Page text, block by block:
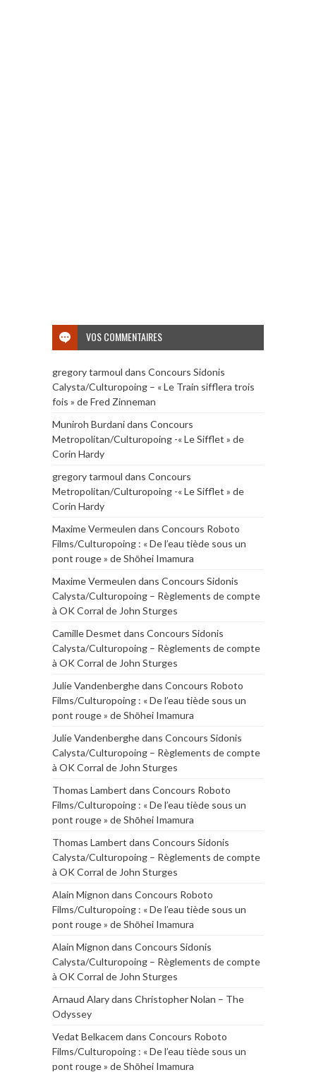
VOS COMMENTAIRES
gregory tarmoul dans Concours Sidonis
Calysta/Culturopoing – « Le Train sifflera trois
fois » de Fred Zinneman
Muniroh Burdanidans Concours
Metropolitan/Culturopoing -« Le Sifflet » de
Corin Hardy
gregory tarmoul dans Concours
Metropolitan/Culturopoing -« Le Sifflet » de
Corin Hardy
Maxime Vermeulen dans Concours Roboto
Films/Culturopoing : « De l’eau tiède sous un
pont rouge » de Shōhei Imamura
Maxime Vermeulen dans Concours Sidonis
Calysta/Culturopoing – Règlements de compte
à OK Corral de John Sturges
Camille Desmet dans Concours Sidonis
Calysta/Culturopoing – Règlements de compte
à OK Corral de John Sturges
Julie Vandenberghedans Concours Roboto
Films/Culturopoing : « De l’eau tiède sous un
pont rouge » de Shōhei Imamura
Julie Vandenberghedans Concours Sidonis
Calysta/Culturopoing – Règlements de compte
à OK Corral de John Sturges
Thomas Lambert dans Concours Roboto
Films/Culturopoing : « De l’eau tiède sous un
pont rouge » de Shōhei Imamura
Thomas Lambert dans Concours Sidonis
Calysta/Culturopoing – Règlements de compte
à OK Corral de John Sturges
Alain Mignon dans Concours Roboto
Films/Culturopoing : « De l’eau tiède sous un
pont rouge » de Shōhei Imamura
Alain Mignon dans Concours Sidonis
Calysta/Culturopoing – Règlements de compte
à OK Corral de John Sturges
Arnaud Alarydans Christopher Nolan – The
Odyssey
Vedat Belkacem dans Concours Roboto
Films/Culturopoing : « De l’eau tiède sous un
pont rouge » de Shōhei Imamura